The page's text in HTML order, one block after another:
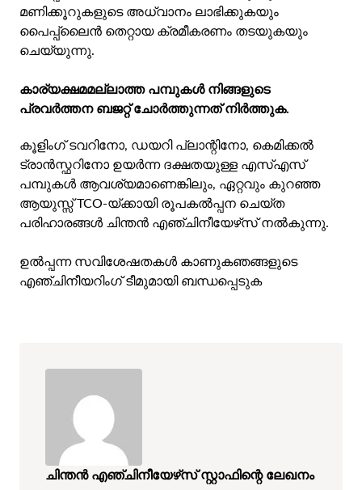
മണിക്കൂറുകളുടെ അധ്വാനം ലാഭിക്കുകയും
പൈപ്പ്ലൈൻ തെറ്റായ ക്രമീകരണം തടയുകയും
ചെയ്യുന്നു.
കാര്യക്ഷമമല്ലാത്ത പമ്പുകൾ നിങ്ങളുടെ
പ്രവർത്തന ബജറ്റ് ചോർത്തുന്നത് നിർത്തുക.
കൂളിംഗ് ടവറിനോ, ഡയറി പ്ലാന്റിനോ, കെമിക്കൽ
ട്രാൻസ്ഫറിനോ ഉയർന്ന ദക്ഷതയുള്ള എസ്എസ്
പമ്പുകൾ ആവശ്യമാണെങ്കിലും, ഏറ്റവും കുറഞ്ഞ
ആയുസ്സ് TCO-യ്‌ക്കായി രൂപകൽപ്പന ചെയ്‌ത
പരിഹാരങ്ങൾ ചിന്തൻ എഞ്ചിനീയേഴ്‌സ് നൽകുന്നു.
ഉൽപ്പന്ന സവിശേഷതകൾ കാണുകഞങ്ങളുടെ
എഞ്ചിനീയറിംഗ് ടീമുമായി ബന്ധപ്പെടുക
ചിന്തൻ എഞ്ചിനീയേഴ്‌സ് സ്റ്റാഫിന്റെ ലേഖനം